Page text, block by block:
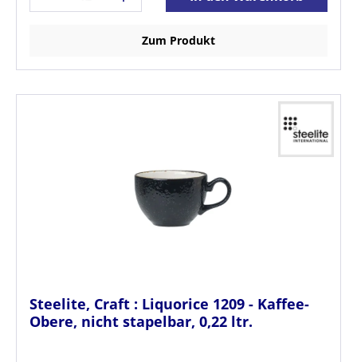
Zum Produkt
Steelite, Craft : Liquorice 1209 - Kaffee-
Obere, nicht stapelbar, 0,22 ltr.